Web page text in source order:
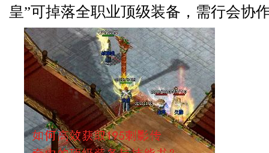
皇”可掉落全职业顶级装备，需行会协